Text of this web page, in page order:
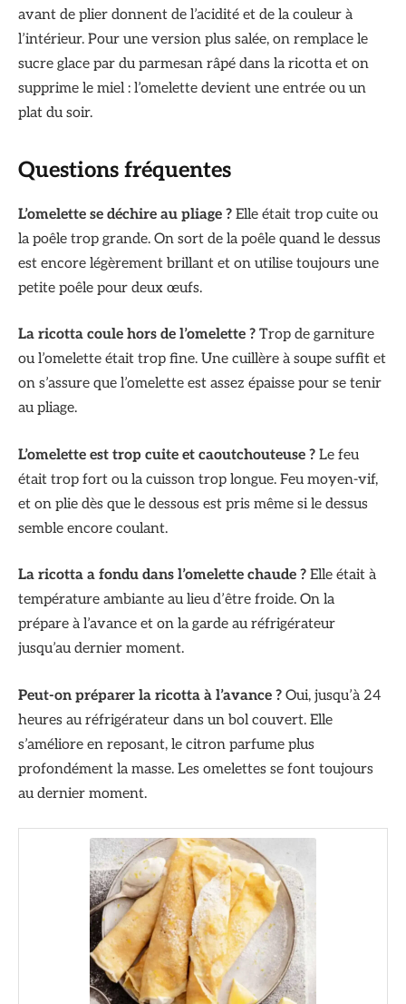
avant de plier donnent de l’acidité et de la couleur à
l’intérieur. Pour une version plus salée, on remplace le
sucre glace par du parmesan râpé dans la ricotta et on
supprime le miel : l’omelette devient une entrée ou un
plat du soir.
Questions fréquentes
L’omelette se déchire au pliage ? Elle était trop cuite ou
la poêle trop grande. On sort de la poêle quand le dessus
est encore légèrement brillant et on utilise toujours une
petite poêle pour deux œufs.
La ricotta coule hors de l’omelette ? Trop de garniture
ou l’omelette était trop fine. Une cuillère à soupe suffit et
on s’assure que l’omelette est assez épaisse pour se tenir
au pliage.
L’omelette est trop cuite et caoutchouteuse ? Le feu
était trop fort ou la cuisson trop longue. Feu moyen-vif,
et on plie dès que le dessous est pris même si le dessus
semble encore coulant.
La ricotta a fondu dans l’omelette chaude ? Elle était à
température ambiante au lieu d’être froide. On la
prépare à l’avance et on la garde au réfrigérateur
jusqu’au dernier moment.
Peut-on préparer la ricotta à l’avance ? Oui, jusqu’à 24
heures au réfrigérateur dans un bol couvert. Elle
s’améliore en reposant, le citron parfume plus
profondément la masse. Les omelettes se font toujours
au dernier moment.